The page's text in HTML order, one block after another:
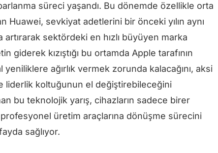
süreci yaşandı. Bu dönemde özellikle orta
sevkiyat adetlerini bir önceki yılın aynı
artırarak sektördeki en hızlı büyüyen marka
giderek kızıştığı bu ortamda Apple tarafının
yeniliklere ağırlık vermek zorunda kalacağını, aksi
liderlik koltuğunun el değiştirebileceğini
bu teknolojik yarış, cihazların sadece birer
profesyonel üretim araçlarına dönüşme sürecini
sağlıyor.